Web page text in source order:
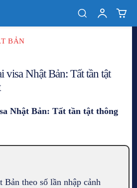
BẢN
visa Nhật Bản: Tất tần tật
Nhật Bản: Tất tần tật thông
Bản theo số lần nhập cảnh